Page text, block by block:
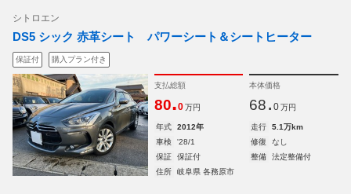
シトロエン
DS5 シック 赤革シート パワーシート＆シートヒーター
保証付 購入プラン付き
支払総額
80.0 万円
本体価格
68. 0 万円
年式 2012年 走行
5.1万km
車検
'28/1 修復
なし
保証
保証付 整備
法定整備付
住所
岐阜県 各務原市